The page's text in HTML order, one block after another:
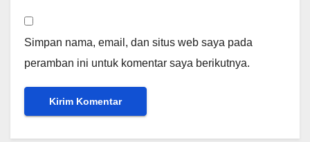
Simpan nama, email, dan situs web saya pada
peramban ini untuk komentar saya berikutnya.